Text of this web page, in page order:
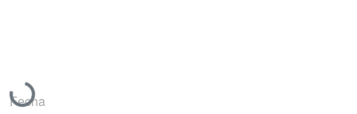
Cargando...
Fecha